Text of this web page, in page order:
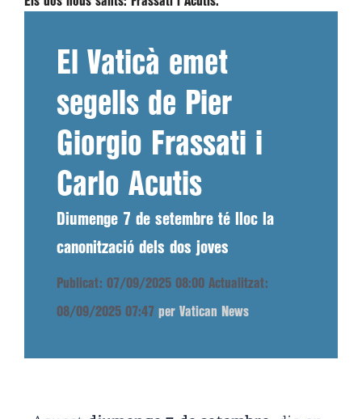
El Vaticà emet
segells de Pier
Giorgio Frassati i
Carlo Acutis
Diumenge 7 de setembre té lloc la
canonització dels dos joves
Publicat: 07/09/2025 08:00 Actualitzat:
08/09/2025 07:47 per Vatican News